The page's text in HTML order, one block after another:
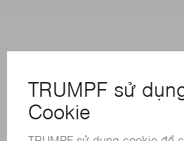
LIÊN HỆ
ĐỊA ĐIỂM
CÁC SỰ KIỆN VÀ NGÀY THÁNG
BẢNG DỮ LIỆU AN TOÀN HÓA CHẤT